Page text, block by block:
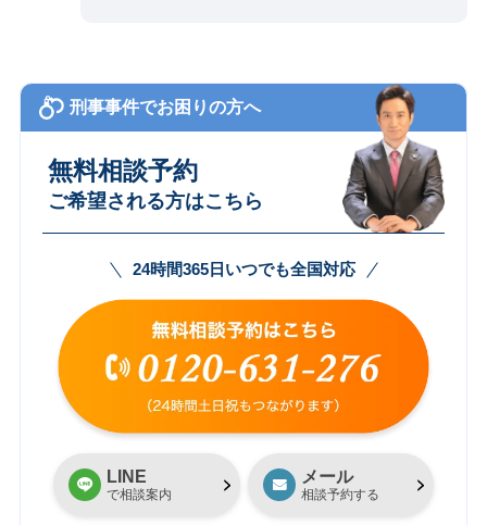
刑事事件でお困りの方へ
無料相談予約
ご希望される方はこちら
24時間365日いつでも全国対応
LINE
で相談案内
メール
相談予約する